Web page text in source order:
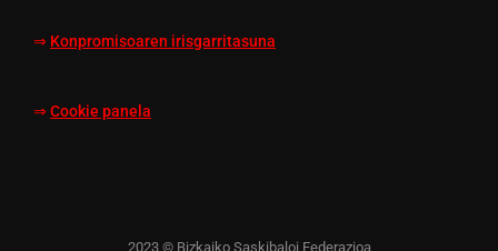
⇒ Konpromisoaren irisgarritasuna
⇒ Cookie panela
2023 © Bizkaiko Saskibaloi Federazioa